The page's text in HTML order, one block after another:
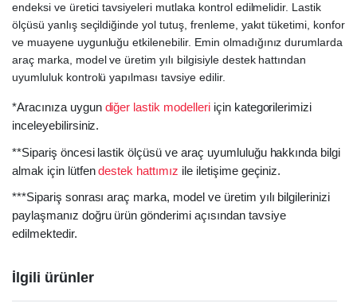
endeksi ve üretici tavsiyeleri mutlaka kontrol edilmelidir. Lastik
ölçüsü yanlış seçildiğinde yol tutuş, frenleme, yakıt tüketimi, konfor
ve muayene uygunluğu etkilenebilir. Emin olmadığınız durumlarda
araç marka, model ve üretim yılı bilgisiyle destek hattından
uyumluluk kontrolü yapılması tavsiye edilir.
*Aracınıza uygun diğer lastik modelleriiçin kategorilerimizi
inceleyebilirsiniz.
**Sipariş öncesi lastik ölçüsü ve araç uyumluluğu hakkında bilgi
almak için lütfendestek hattımız ile iletişime geçiniz.
***Sipariş sonrası araç marka, model ve üretim yılı bilgilerinizi
paylaşmanız doğru ürün gönderimi açısından tavsiye
edilmektedir.
İlgili ürünler